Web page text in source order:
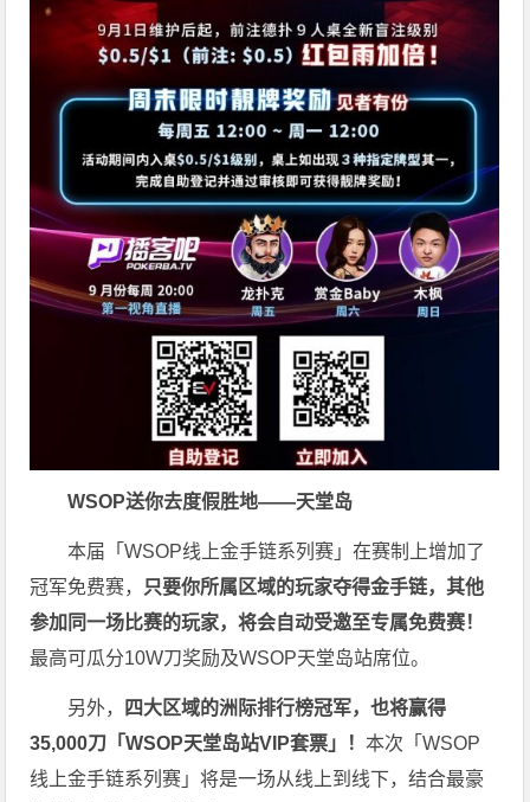
WSOP送你去度假胜地——天堂岛
本届「WSOP线上金手链系列赛」在赛制上增加了
冠军免费赛， 只要你所属区域的玩家夺得金手链，其他
参加同一场比赛的玩家，将会自动受邀至专属免费赛！
最高可瓜分10W刀奖励及WSOP天堂岛站席位。
另外，
四大区域的洲际排行榜冠军，也将赢得
35,000刀「WSOP天堂岛站VIP套票」！本次「WSOP
线上金手链系列赛」将是一场从线上到线下，结合最豪